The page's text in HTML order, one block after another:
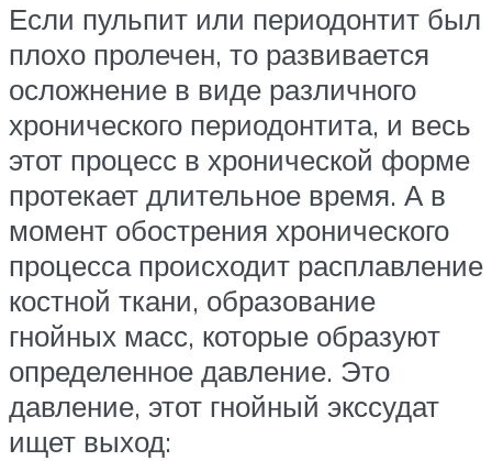
Если пульпит или периодонтит был
плохо пролечен, то развивается
осложнение в виде различного
хронического периодонтита, и весь
этот процесс в хронической форме
протекает длительное время. А в
момент обострения хронического
процесса происходит расплавление
костной ткани, образование
гнойных масс, которые образуют
определенное давление. Это
давление, этот гнойный экссудат
ищет выход: